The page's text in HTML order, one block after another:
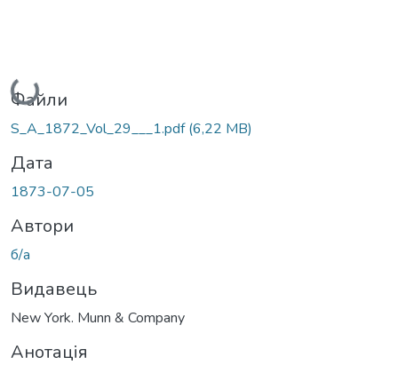
Вантажиться...
Файли
S_A_1872_Vol_29___1.pdf(6,22 MB)
Дата
1873-07-05
Автори
б/а
Видавець
New York. Munn & Company
Анотація